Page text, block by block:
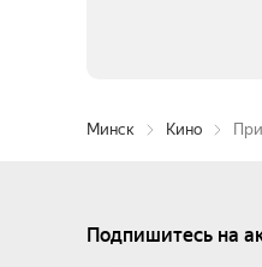
Минск Кино
Подпишитесь на